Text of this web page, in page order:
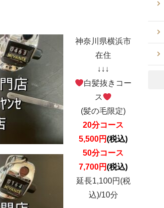
神奈川県横浜市
在住
↓↓↓
白髪抜きコー
ス
(髪の毛限定)
20分コース
5,500円(税込)
50分コース
7,700円(税込)
延長1,100円(税
込)/10分